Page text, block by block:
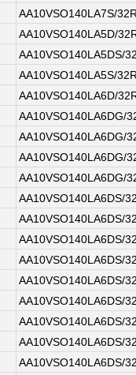
AA10VSO140LA7S/
AA10VSO140LA5D/
AA10VSO140LA5DS/
AA10VSO140LA5S/
AA10VSO140LA6D/
AA10VSO140LA6DG/
AA10VSO140LA6DG/
AA10VSO140LA6DG/
AA10VSO140LA6DG/
AA10VSO140LA6DS/
AA10VSO140LA6DS/
AA10VSO140LA6DS/
AA10VSO140LA6DS/
AA10VSO140LA6DS/
AA10VSO140LA6DS/
AA10VSO140LA6DS/
AA10VSO140LA6DS/
AA10VSO140LA6DS/